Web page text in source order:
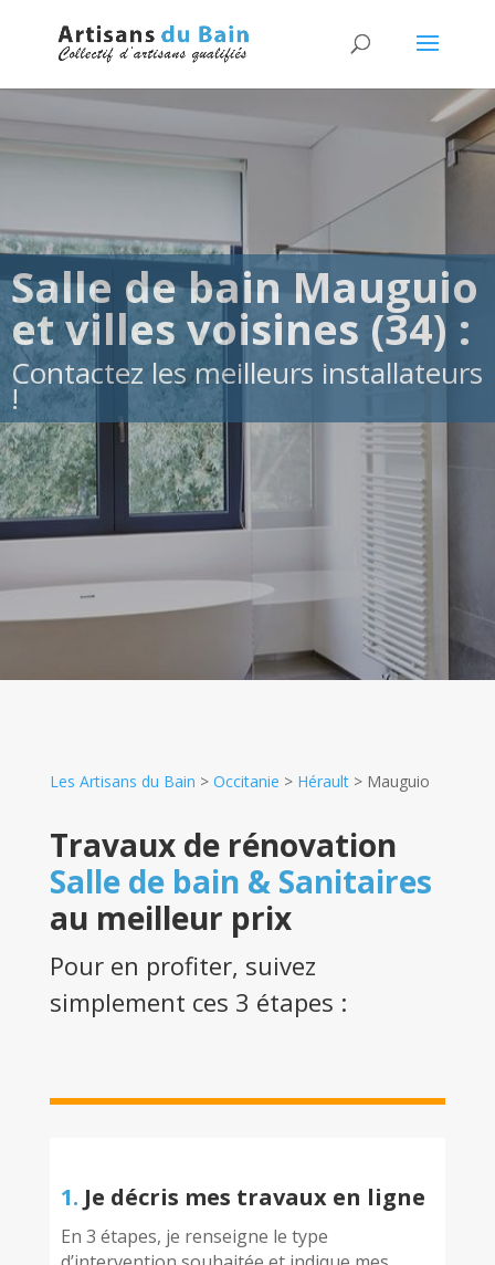
Salle de bain Mauguio
et villes voisines (34) :
Contactez les meilleurs installateurs
!
Les Artisans du Bain > Occitanie > Hérault> Mauguio
Travaux de rénovation
Salle de bain & Sanitaires
au meilleur prix
Pour en profiter, suivez
simplement ces 3 étapes :
1. Je décris mes travaux en ligne
En 3 étapes, je renseigne le type